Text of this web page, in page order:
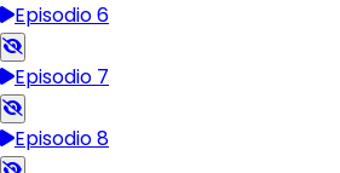
Episodio 6
Episodio 7
Episodio 8